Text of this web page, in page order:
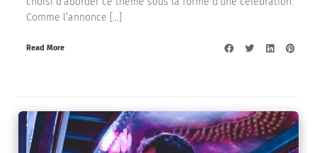
Comme l’annonce […]
Read More